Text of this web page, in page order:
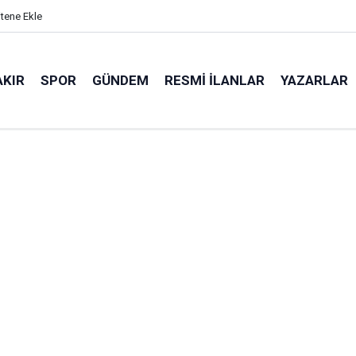
Ekle
SPOR GÜNDEM RESMI İLANLAR YAZARLAR